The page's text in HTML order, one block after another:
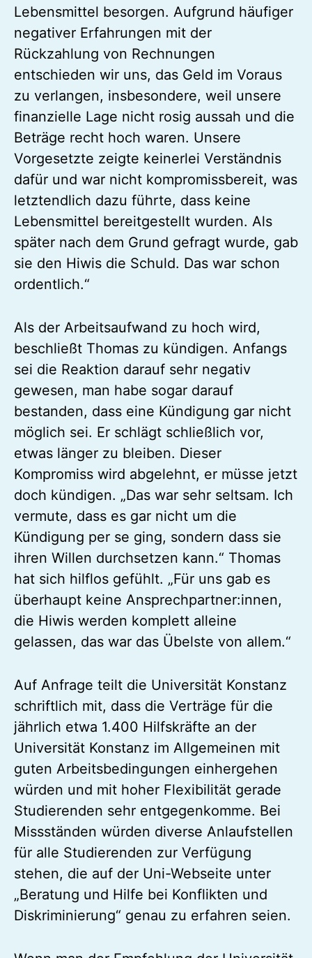
Lebensmittel besorgen. Aufgrund häufiger
negativer Erfahrungen mit der
Rückzahlung von Rechnungen
entschieden wir uns, das Geld im Voraus
zu verlangen, insbesondere, weil unsere
finanzielle Lage nicht rosig aussah und die
Beträge recht hoch waren. Unsere
Vorgesetzte zeigte keinerlei Verständnis
dafür und war nicht kompromissbereit, was
letztendlich dazu führte, dass keine
Lebensmittel bereitgestellt wurden. Als
später nach dem Grund gefragt wurde, gab
sie den Hiwis die Schuld. Das war schon
ordentlich.“
Als der Arbeitsaufwand zu hoch wird,
beschließt Thomas zu kündigen. Anfangs
sei die Reaktion darauf sehr negativ
gewesen, man habe sogar darauf
bestanden, dass eine Kündigung gar nicht
möglich sei. Er schlägt schließlich vor,
etwas länger zu bleiben. Dieser
Kompromiss wird abgelehnt, er müsse jetzt
doch kündigen. „Das war sehr seltsam. Ich
vermute, dass es gar nicht um die
Kündigung per se ging, sondern dass sie
ihren Willen durchsetzen kann.“ Thomas
hat sich hilflos gefühlt. „Für uns gab es
überhaupt keine Ansprechpartner:innen,
die Hiwis werden komplett alleine
gelassen, das war das Übelste von allem.“
Auf Anfrage teilt die Universität Konstanz
schriftlich mit, dass die Verträge für die
jährlich etwa 1.400 Hilfskräfte an der
Universität Konstanz im Allgemeinen mit
guten Arbeitsbedingungen einhergehen
würden und mit hoher Flexibilität gerade
Studierenden sehr entgegenkomme. Bei
Missständen würden diverse Anlaufstellen
für alle Studierenden zur Verfügung
stehen, die auf der Uni-Webseite unter
„Beratung und Hilfe bei Konflikten und
Diskriminierung“ genau zu erfahren seien.